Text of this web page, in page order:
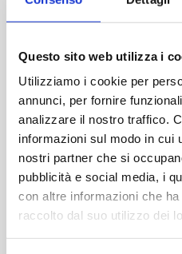
Questo sito web utilizza i
Utilizziamo i cookie per
annunci, per fornire
analizzare il nostro traffico.
informazioni sul modo in cui
nostri partner che si
pubblicità e social media, i
con altre informazioni che
raccolto dal suo utilizzo dei
Quantità per imballo
Cod.:
Please select the